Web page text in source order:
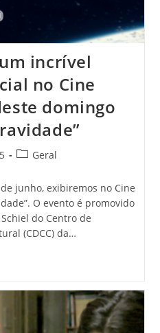
incrível
no Cine
domingo
Geral
junho, exibiremos no Cine
O evento é promovido
do Centro de
(CDCC) da…